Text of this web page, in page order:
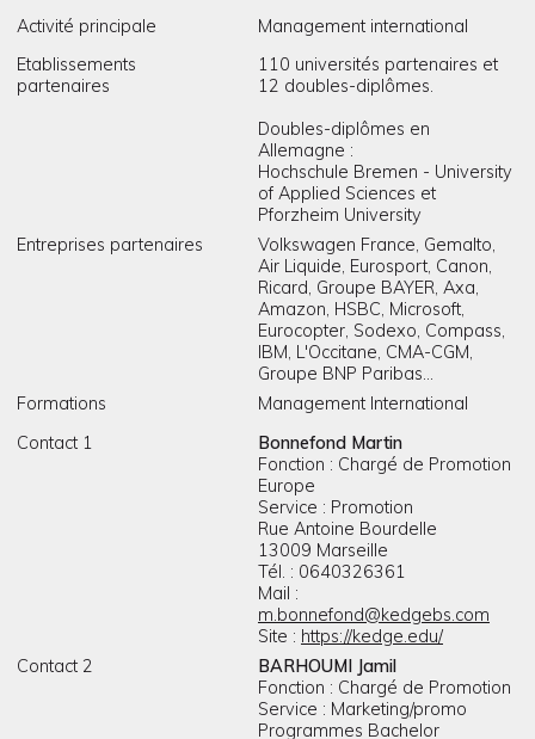
Activité principale
Management international
Etablissements
partenaires
110 universités partenaires et
12 doubles-diplômes.
Doubles-diplômes en
Allemagne :
Hochschule Bremen - University
of Applied Sciences et
Pforzheim University
Entreprises partenaires
Volkswagen France, Gemalto,
Air Liquide, Eurosport, Canon,
Ricard, Groupe BAYER, Axa,
Amazon, HSBC, Microsoft,
Eurocopter, Sodexo, Compass,
IBM, L'Occitane, CMA-CGM,
Groupe BNP Paribas...
Formations
Management International
Contact 1
Bonnefond Martin
Fonction : Chargé de Promotion
Europe
Service : Promotion
Rue Antoine Bourdelle
13009 Marseille
Tél. : 0640326361
Mail :
m.bonnefond@kedgebs.com
Site : https://kedge.edu/
Contact 2
BARHOUMI Jamil
Fonction : Chargé de Promotion
Service : Marketing/promo
Programmes Bachelor